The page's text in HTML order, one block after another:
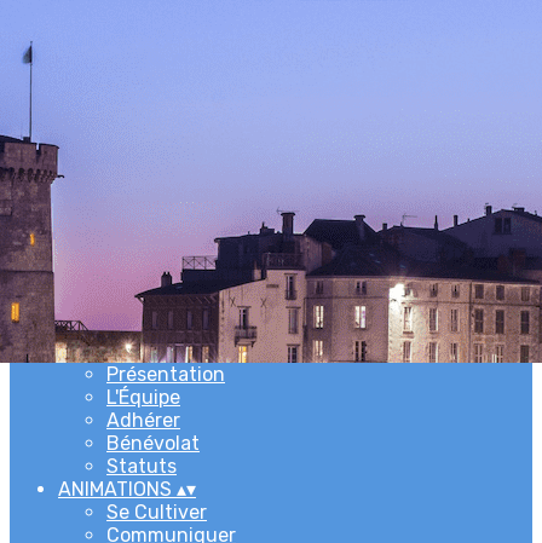
Menu
Ajoutez un logo, un bouton, des réseaux sociaux
Cliquez pour éditer
ACCUEIL▴ ▾
L'ASSOCIATION▴▾
Newsletters
Présentation
L'Équipe
Adhérer
Bénévolat
Statuts
ANIMATIONS ▴▾
Se Cultiver
Communiquer